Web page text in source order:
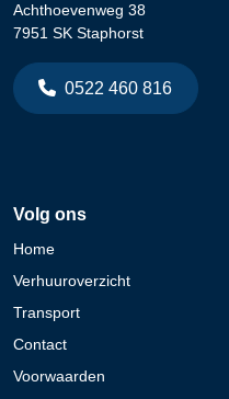
Achthoevenweg 38
7951 SK Staphorst
0522 460 816
Volg ons
Home
Verhuuroverzicht
Transport
Contact
Voorwaarden